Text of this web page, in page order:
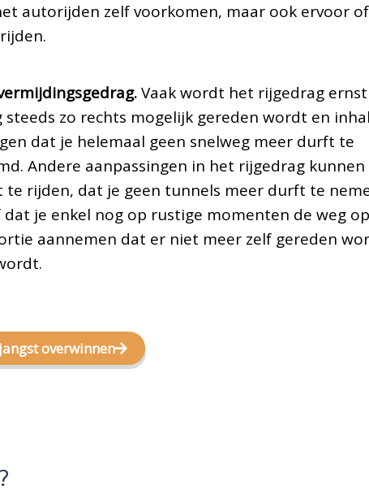
autorijden zelf voorkomen, maar ook ervoor of
Vaak wordt het rijgedrag
zo rechts mogelijk gereden wordt en
dat je helemaal geen snelweg meer durft te
Andere aanpassingen in het rijgedrag kunnen
rijden, dat je geen tunnels meer durft te
je enkel nog op rustige momenten de weg op
aannemen dat er niet meer zelf gereden
overwinnen